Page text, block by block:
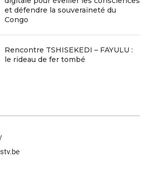
et défendre la souveraineté du
Congo
Rencontre TSHISEKEDI – FAYULU :
le rideau de fer tombé